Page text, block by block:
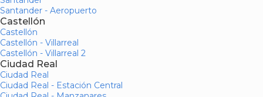
Santander - Aeropuerto
Castellón
Castellón
Castellón - Villarreal
Castellón - Villarreal 2
Ciudad Real
Ciudad Real
Ciudad Real - Estación Central